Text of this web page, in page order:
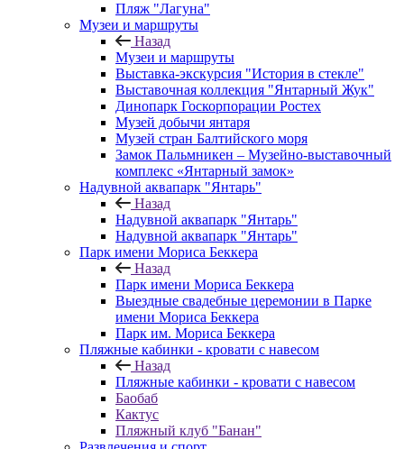
Пляж "Лагуна"
Музеи и маршруты
Назад
Музеи и маршруты
Выставка-экскурсия "История в стекле"
Выставочная коллекция "Янтарный Жук"
Динопарк Госкорпорации Ростех
Музей добычи янтаря
Музей стран Балтийского моря
Замок Пальмникен – Музейно-выставочный
комплекс «Янтарный замок»
Надувной аквапарк "Янтарь"
Назад
Надувной аквапарк "Янтарь"
Надувной аквапарк "Янтарь"
Парк имени Мориса Беккера
Назад
Парк имени Мориса Беккера
Выездные свадебные церемонии в Парке
имени Мориса Беккера
Парк им. Мориса Беккера
Пляжные кабинки - кровати с навесом
Назад
Пляжные кабинки - кровати с навесом
Баобаб
Кактус
Пляжный клуб "Банан"